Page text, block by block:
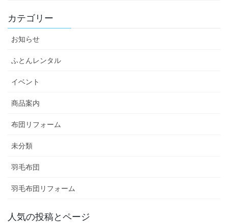
カテゴリー
お知らせ
ふとんレンタル
イベント
商品案内
布団リフォーム
未分類
羽毛布団
羽毛布団リフォーム
人気の投稿とページ